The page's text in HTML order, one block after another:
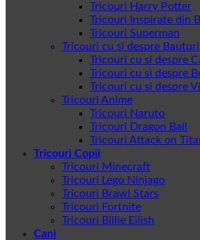
Tricouri Harry Potter
Tricouri Inspirate din
Tricouri Superman
Tricouri cu si despre Bauturi
Tricouri cu si despre
Tricouri cu si despre
Tricouri cu si despre
Tricouri Anime
Tricouri Naruto
Tricouri Dragon Ball
Tricouri Attack on
Tricouri Copii
Tricouri Minecraft
Tricouri Lego Ninjago
Tricouri Brawl Stars
Tricouri Fortnite
Tricouri Billie Eilish
Cani